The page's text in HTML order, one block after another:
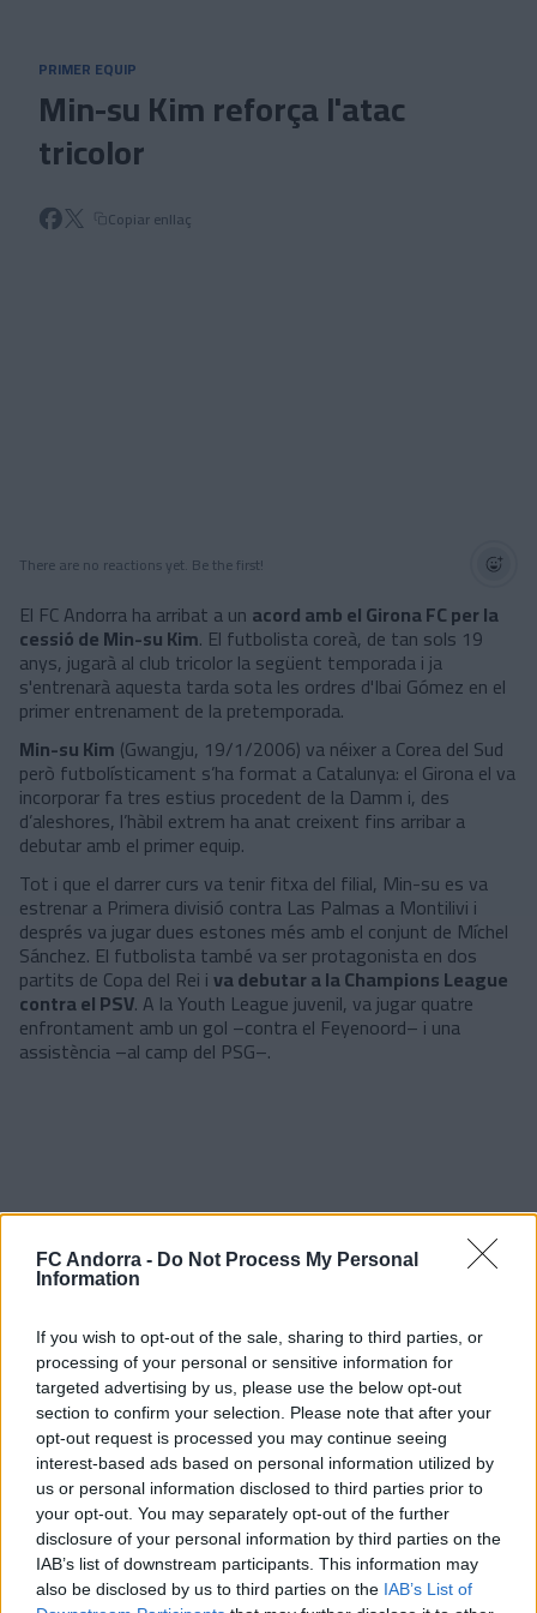
FC Andorra - Do Not Process My Personal
Information
If you wish to opt-out of the sale, sharing to third parties, or
processing of your personal or sensitive information for
targeted advertising by us, please use the below opt-out
section to confirm your selection. Please note that after your
opt-out request is processed you may continue seeing
interest-based ads based on personal information utilized by
us or personal information disclosed to third parties prior to
your opt-out. You may separately opt-out of the further
disclosure of your personal information by third parties on the
IAB’s list of downstream participants. This information may
also be disclosed by us to third parties on the IAB’s List of
PRIMER EQUIP
Min-su Kim reforça l'atac
tricolor
Copiar enllaç
There are no reactions yet. Be the first!
El FC Andorra ha arribat a un acord amb el Girona FC per la
cessió de Min-su Kim. El futbolista coreà, de tan sols 19
anys, jugarà al club tricolor la següent temporada i ja
s'entrenarà aquesta tarda sota les ordres d'Ibai Gómez en el
primer entrenament de la pretemporada.
Min-su Kim (Gwangju, 19/1/2006) va néixer a Corea del Sud
però futbolísticament s’ha format a Catalunya: el Girona el va
incorporar fa tres estius procedent de la Damm i, des
d’aleshores, l’hàbil extrem ha anat creixent fins arribar a
debutar amb el primer equip.
Tot i que el darrer curs va tenir fitxa del filial, Min-su es va
estrenar a Primera divisió contra Las Palmas a Montilivi i
després va jugar dues estones més amb el conjunt de Míchel
Sánchez. El futbolista també va ser protagonista en dos
partits de Copa del Rei iva debutar a la Champions League
contra el PSV.A la Youth League juvenil, va jugar quatre
enfrontament amb un gol –contra el Feyenoord– i una
assistència –al camp del PSG–.
Benvinguts al Principat, Minsu! Els teus èxits seran els
nostres!
Trajectòria
24/25: Girona B
#SomTricolors
Notícies relacionades